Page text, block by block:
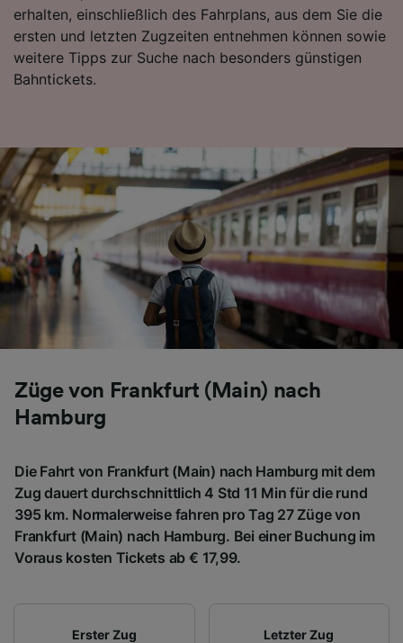
erhalten, einschließlich des Fahrplans, aus dem Sie die
ersten und letzten Zugzeiten entnehmen können sowie
weitere Tipps zur Suche nach besonders günstigen
Bahntickets.
Züge von Frankfurt (Main) nach
Hamburg
Die Fahrt von Frankfurt (Main) nach Hamburg mit dem
Zug dauert durchschnittlich 4 Std 11 Min für die rund
395 km. Normalerweise fahren pro Tag 27 Züge von
Frankfurt (Main) nach Hamburg. Bei einer Buchung im
Voraus kosten Tickets ab € 17,99.
Erster Zug
Letzter Zug
Folgendes bereitzustellen:
Verwendung genauer Standortdaten.
Endgeräteeigenschaften zur Identifikation
aktiv abfragen. Speichern von oder Zugriff auf
Informationen auf einem Endgerät.
Inhalten, Zielgruppenforschung sowie
Entwicklung und Verbesserung von
Angeboten.
Liste der Partner (Lieferanten)